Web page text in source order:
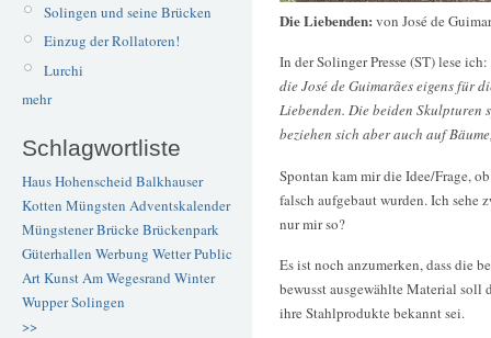
Solingen und seine Brücken
Einzug der Rollatoren!
Lurchi
mehr
Schlagwortliste
Haus Hohenscheid Balkhauser
Kotten Müngsten Adventskalender
Müngstener BrückeBrückenpark
Güterhallen Werbung WetterPublic
ArtKunstAm Wegesrand Winter
WupperSolingen
>>
Die Liebenden: von José de
In der Solinger Presse (ST) lese ich:
die José de Guimarães eigens für
Liebenden. Die beiden Skulpturen
beziehen sich aber auch auf
Spontan kam mir die Idee/Frage,
falsch aufgebaut wurden. Ich sehe
nur mir so?
Es ist noch anzumerken, dass die
bewusst ausgewählte Material soll
ihre Stahlprodukte bekannt sei.